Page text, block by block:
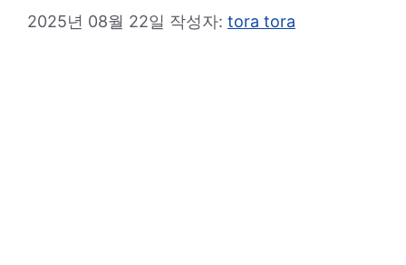
2025년 08월 22일 작성자: tora tora